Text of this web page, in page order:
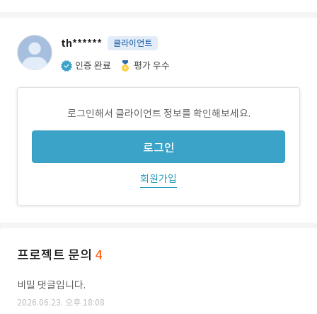
th****** 클라이언트
인증 완료 평가 우수
로그인해서 클라이언트 정보를 확인해보세요.
로그인
회원가입
프로젝트 문의 4
비밀 댓글입니다.
2026.06.23. 오후 18:08